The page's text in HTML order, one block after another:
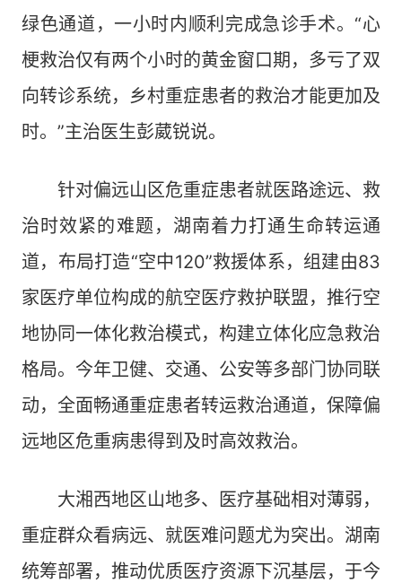
绿色通道，一小时内顺利完成急诊手术。“心
梗救治仅有两个小时的黄金窗口期，多亏了双
向转诊系统，乡村重症患者的救治才能更加及
时。”主治医生彭葳锐说。
针对偏远山区危重症患者就医路途远、救
治时效紧的难题，湖南着力打通生命转运通
道，布局打造“空中120”救援体系，组建由83
家医疗单位构成的航空医疗救护联盟，推行空
地协同一体化救治模式，构建立体化应急救治
格局。今年卫健、交通、公安等多部门协同联
动，全面畅通重症患者转运救治通道，保障偏
远地区危重病患得到及时高效救治。
大湘西地区山地多、医疗基础相对薄弱，
重症群众看病远、就医难问题尤为突出。湖南
统筹部署，推动优质医疗资源下沉基层，于今